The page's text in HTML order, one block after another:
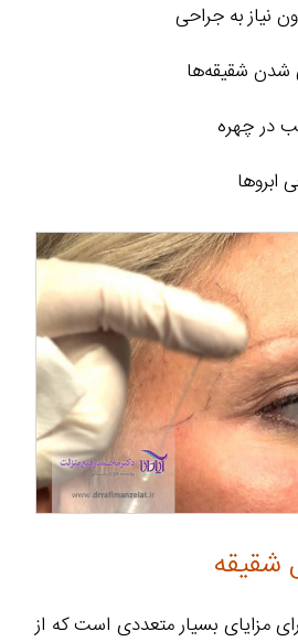
نیاز به جراحی
شدن شقیقه‌ها
در چهره
ابروها
شقیقه
مزایای بسیار متعددی است که از